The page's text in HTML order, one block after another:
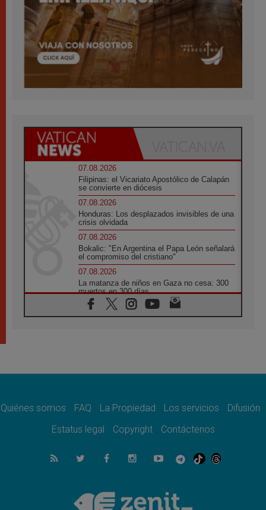
07.08.2026
Filipinas: el Vicariato Apostólico de Calapán
se convierte en diócesis
07.08.2026
Honduras: Los desplazados invisibles de una
crisis olvidada
07.08.2026
Bokalic: "En Argentina el Papa León señalará
el compromiso del cristiano"
07.08.2026
La matanza de niños en Gaza no cesa: 300
muertos en 300 días
07.08.2026
Tagle: La guerra desfigura el mundo, solo la
como misión al servicio del Evangelio
SIGNIS 2026, dar voz a las religiosas en el
07.08.2026
Lanzan un proyecto de empoderamiento
Programa oficial del Viaje Apostólico del
Papa León XIV a Francia
Quiénes somos FAQ La Propiedad Los servicios
Difusión
Estatus legal
Copyright Contáctenos